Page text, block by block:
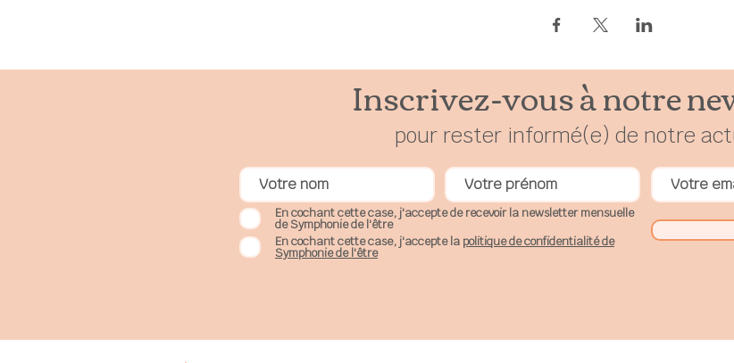
Inscrivez-vous à notre
pour resterinformé(e) de notre
En cochant cette case, j'accepte de recevoir la newsletter mensuelle
de Symphonie de l'être
En cochant cette case, j'accepte la politique de confidentialité de
Symphonie de l'être